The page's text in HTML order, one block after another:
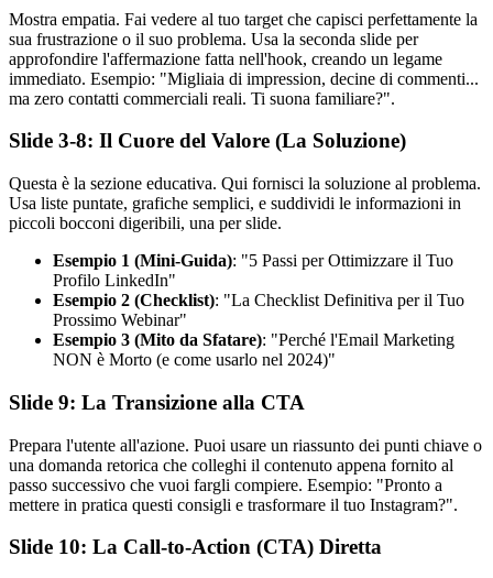
Mostra empatia. Fai vedere al tuo target che capisci perfettamente la
sua frustrazione o il suo problema. Usa la seconda slide per
approfondire l'affermazione fatta nell'hook, creando un legame
immediato. Esempio: "Migliaia di impression, decine di commenti...
ma zero contatti commerciali reali. Ti suona familiare?".
Slide 3-8: Il Cuore del Valore (La Soluzione)
Questa è la sezione educativa. Qui fornisci la soluzione al problema.
Usa liste puntate, grafiche semplici, e suddividi le informazioni in
piccoli bocconi digeribili, una per slide.
Esempio 1 (Mini-Guida): "5 Passi per Ottimizzare il Tuo
Profilo LinkedIn"
Esempio 2 (Checklist): "La Checklist Definitiva per il Tuo
Prossimo Webinar"
Esempio 3 (Mito da Sfatare): "Perché l'Email Marketing
NON è Morto (e come usarlo nel 2024)"
Slide 9: La Transizione alla CTA
Prepara l'utente all'azione. Puoi usare un riassunto dei punti chiave o
una domanda retorica che colleghi il contenuto appena fornito al
passo successivo che vuoi fargli compiere. Esempio: "Pronto a
mettere in pratica questi consigli e trasformare il tuo Instagram?".
Slide 10: La Call-to-Action (CTA) Diretta